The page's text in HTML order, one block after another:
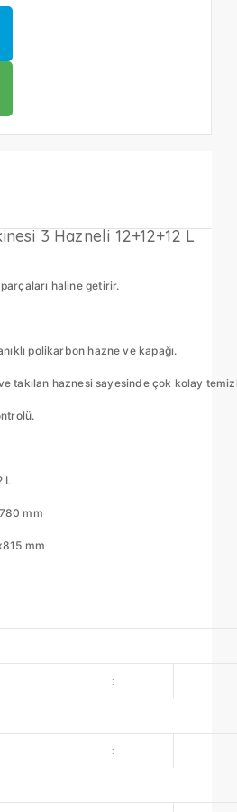
3 Hazneli 12+12+12 L
haline getirir.
polikarbon hazne ve kapağı.
takılan haznesi sayesinde çok kolay
L
mm
mm
:
: